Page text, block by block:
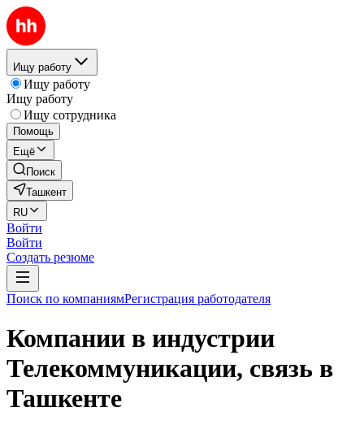
Ищу работу
Ищу работу
Ищу работу
Ищу сотрудника
Помощь
Ещё
Поиск
Ташкент
RU
Войти
Войти
Создать резюме
Поиск по компаниямРегистрация работодателя
Компании в индустрии
Телекоммуникации, связь в
Ташкенте